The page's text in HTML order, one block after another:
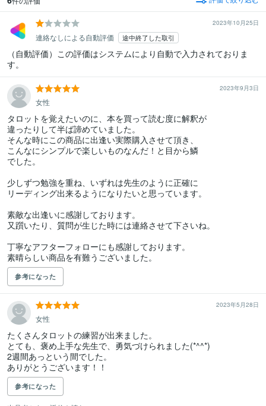
2023年10月25日
連絡なしによる自動評価 途中終了した取引
（自動評価）この評価はシステムにより自動で入力されておりま
す。
2023年9月3日
女性
タロットを覚えたいのに、本を買って読む度に解釈が
違ったりして半ば諦めていました。
そんな時にこの商品に出逢い実際購入させて頂き、
こんなにシンプルで楽しいものなんだ！と目から鱗
でした。
少しずつ勉強を重ね、いずれは先生のように正確に
リーディング出来るようになりたいと思っています。
素敵な出逢いに感謝しております。
又躓いたり、質問が生じた時には連絡させて下さいね。
丁寧なアフターフォローにも感謝しております。
素晴らしい商品を有難うございました。
参考になった
2023年5月28日
女性
たくさんタロットの練習が出来ました。
とても、褒め上手な先生で、勇気づけられました(*^^*)
2週間あっという間でした。
ありがとうございます！！
参考になった